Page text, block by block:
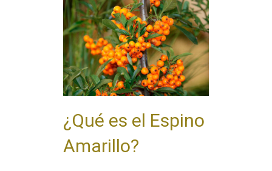
¿Qué es el Espino
Amarillo?